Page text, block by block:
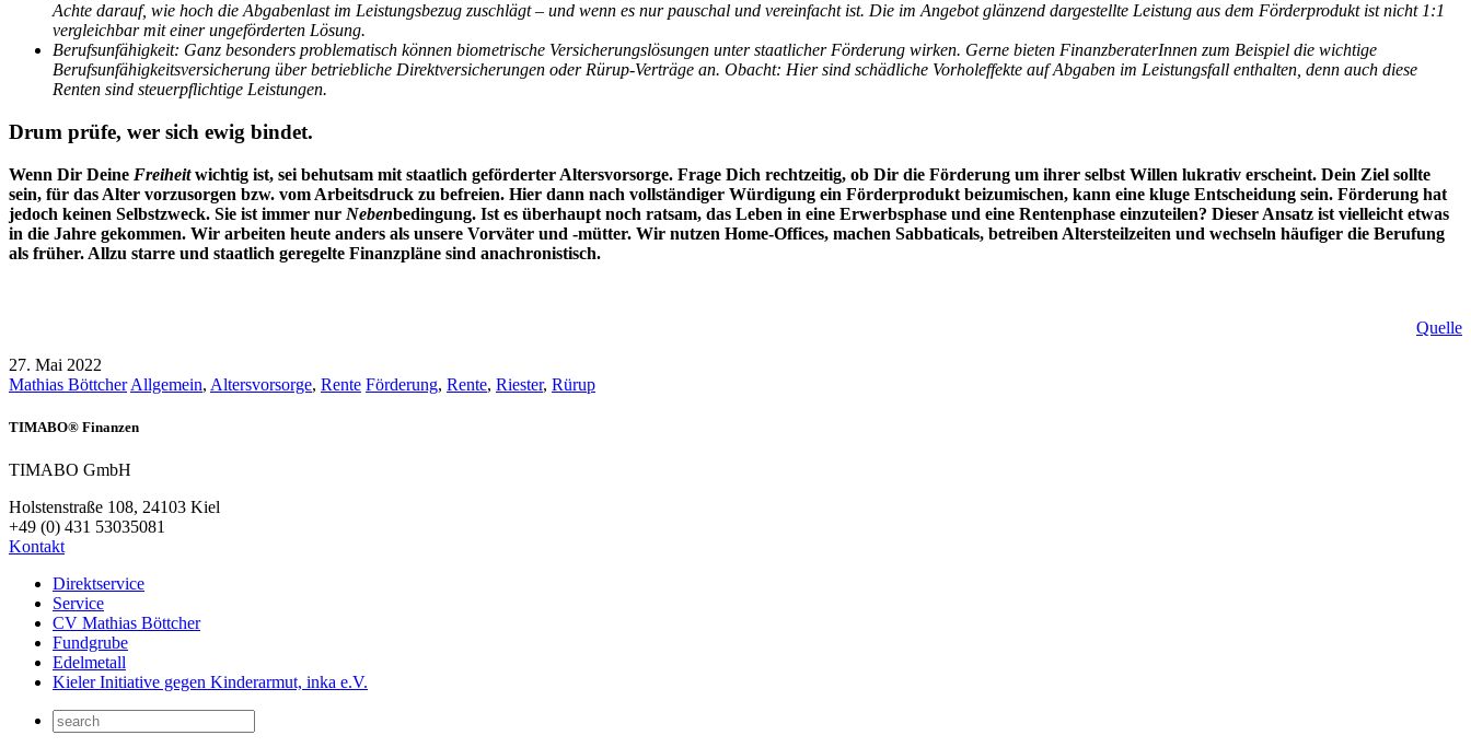
Achte darauf, wie hoch die Abgabenlast im Leistungsbezug zuschlägt – und wenn es nur pauschal und vereinfacht ist. Die im Angebot glänzend dargestellte Leistung aus dem Förderprodukt ist nicht 1:1
vergleichbar mit einer ungeförderten Lösung.
Berufsunfähigkeit: Ganz besonders problematisch können biometrische Versicherungslösungen unter staatlicher Förderung wirken. Gerne bieten FinanzberaterInnen zum Beispiel die wichtige
Berufsunfähigkeitsversicherung über betriebliche Direktversicherungen oder Rürup-Verträge an. Obacht: Hier sind schädliche Vorholeffekte auf Abgaben im Leistungsfall enthalten, denn auch diese
Renten sind steuerpflichtige Leistungen.
Drum prüfe, wer sich ewig bindet.
Wenn Dir Deine Freiheitwichtig ist, sei behutsam mit staatlich geförderter Altersvorsorge. Frage Dich rechtzeitig, ob Dir die Förderung um ihrer selbst Willen lukrativ erscheint. Dein Ziel sollte
sein, für das Alter vorzusorgen bzw. vom Arbeitsdruck zu befreien. Hier dann nach vollständiger Würdigung ein Förderprodukt beizumischen, kann eine kluge Entscheidung sein. Förderung hat
jedoch keinen Selbstzweck. Sie ist immer nur Nebenbedingung. Ist es überhaupt noch ratsam, das Leben in eine Erwerbsphase und eine Rentenphase einzuteilen? Dieser Ansatz ist vielleicht etwas
in die Jahre gekommen. Wir arbeiten heute anders als unsere Vorväter und -mütter. Wir nutzen Home-Offices, machen Sabbaticals, betreiben Altersteilzeiten und wechseln häufiger die Berufung
als früher. Allzu starre und staatlich geregelte Finanzpläne sind anachronistisch.
Quelle
27. Mai 2022
Mathias Böttcher Allgemein, Altersvorsorge, Rente Förderung, Rente, Riester, Rürup
TIMABO® Finanzen
TIMABO GmbH
Holstenstraße 108, 24103 Kiel
+49 (0) 431 53035081
Kontakt
Direktservice
Service
CV Mathias Böttcher
Fundgrube
Edelmetall
Kieler Initiative gegen Kinderarmut, inka e.V.